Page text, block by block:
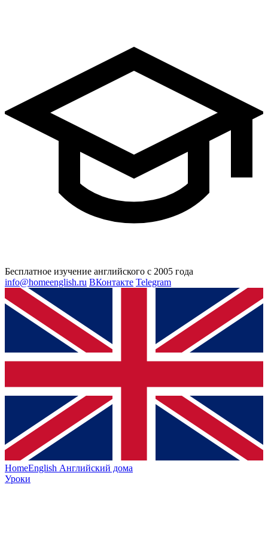
Бесплатное изучение английского с 2005 года
info@homeenglish.ru ВКонтакте Telegram
HomeEnglish Английский дома
Уроки